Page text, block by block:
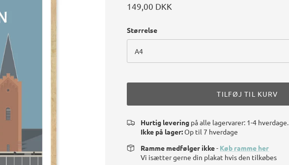
149,00 DKK
Størrelse
A4
TILFØJ TIL KURV
Hurtig levering på alle lagervarer: 1-4 hverdage.
Ikke på lager:Op til 7 hverdage
Ramme medfølger ikke- Køb ramme her
Vi isætter gerne din plakat hvis den tilkøbes